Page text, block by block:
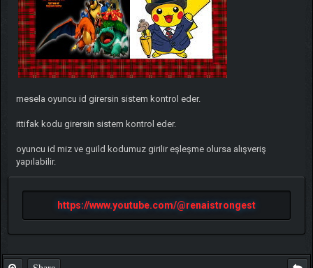
mesela oyuncu id girersin sistem kontrol eder.
ittifak kodu girersin sistem kontrol eder.
oyuncu id miz ve guild kodumuz girilir eşleşme olursa alışveriş
yapılabilir.
https://www.youtube.com/@renaistrongest